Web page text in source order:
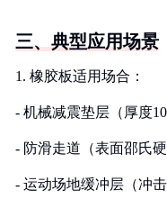
三、典型应用场景
1. 橡胶板适用场合：
- 机械减震垫层（厚度10-
- 防滑走道（表面邵氏硬
- 运动场地缓冲层（冲击